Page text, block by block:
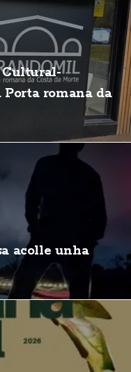
romana da
acolle unha